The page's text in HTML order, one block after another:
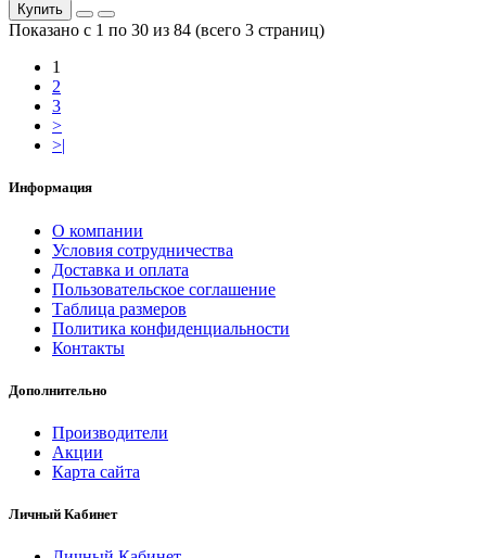
Купить
Показано с 1 по 30 из 84 (всего 3 страниц)
1
2
3
>
>|
Информация
О компании
Условия сотрудничества
Доставка и оплата
Пользовательское соглашение
Таблица размеров
Политика конфиденциальности
Контакты
Дополнительно
Производители
Акции
Карта сайта
Личный Кабинет